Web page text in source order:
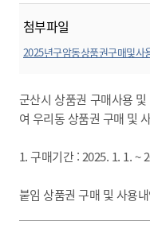
첨부파일
2025년구암동상품권구매및
군산시 상품권 구매사용
여 우리동 상품권 구매 및
1. 구매기간 : 2025. 1. 1. ~
붙임 상품권 구매 및 사용